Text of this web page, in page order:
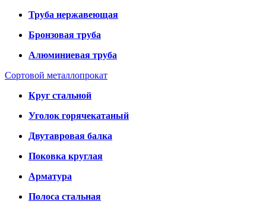
Труба нержавеющая
Бронзовая труба
Алюминиевая труба
Сортовой металлопрокат
Круг стальной
Уголок горячекатаный
Двутавровая балка
Поковка круглая
Арматура
Полоса стальная